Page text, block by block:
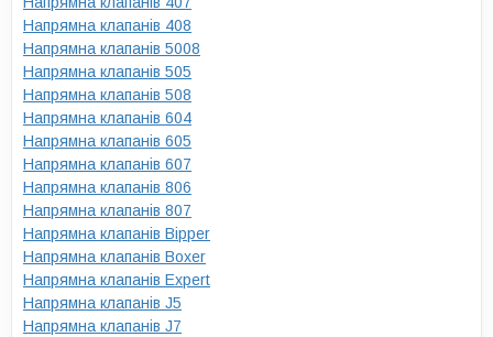
Напрямна клапанів 408
Напрямна клапанів 5008
Напрямна клапанів 505
Напрямна клапанів 508
Напрямна клапанів 604
Напрямна клапанів 605
Напрямна клапанів 607
Напрямна клапанів 806
Напрямна клапанів 807
Напрямна клапанів Bipper
Напрямна клапанів Boxer
Напрямна клапанів Expert
Напрямна клапанів J5
Напрямна клапанів J7